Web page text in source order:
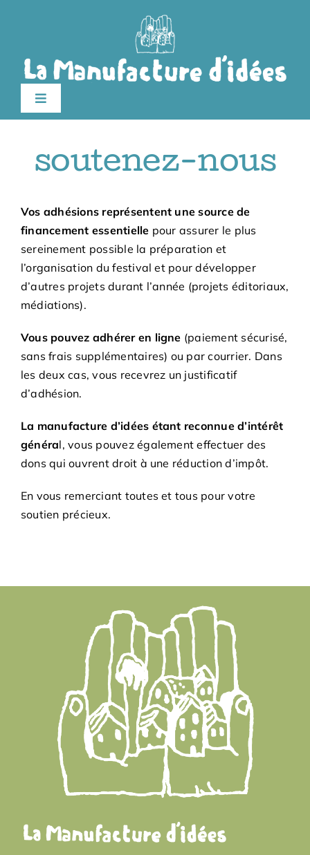
Toggle
Navigation
Billetterie
Infos pratiques
Adhésions
Contact
soutenez-nous
Vos adhésions représentent une source de
financement essentielle pour assurer le plus
sereinement possible la préparation et
l’organisation du festival et pour développer
d’autres projets durant l’année (projets éditoriaux,
médiations).
Vous pouvez adhérer en ligne (paiement sécurisé,
sans frais supplémentaires) ou par courrier. Dans
les deux cas, vous recevrez un justificatif
d’adhésion.
La manufacture d’idées étant reconnue d’intérêt
général, vous pouvez également effectuer des
dons qui ouvrent droit à une réduction d’impôt.
En vous remerciant toutes et tous pour votre
soutien précieux.